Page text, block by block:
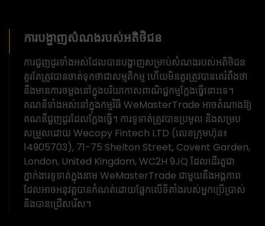
ការបង្ហាញសំណងរបស់អតិថិជន
ការជួញដូរទាំងអស់ដែលបានបង្ហាញសម្រាប់សំណងរបស់អតិថិជន
គួរតែត្រូវបានចាត់ទុកថាជាសម្មតិកម្ម ហើយមិនគួរត្រូវបានគេរំពឹងថា
នឹងមានការចម្លងនៅក្នុងបរិយាកាសពាណិជ្ជកម្មក្លែងធ្វើនោះទេ។
គណនីទាំងអស់នៅក្នុងកម្មវិធី WeMasterTrade អាចតំណាងឱ្យ
គណនីជួញដូរដែលក្លែងធ្វើ។ ការទូទាត់ត្រូវបានប្រមូល និងសម្រប
សម្រួលដោយ Wecopy Fintech LTD (លេខក្រុមហ៊ុន៖
14905703), 71-75 Shelton Street, Covent Garden,
London, United Kingdom, WC2H 9JQ ដែលដើរតួជា
ភ្នាក់ងារទូទាត់ក្នុងនាម WeMasterTrade ជាមួយនឹងអង្គភាព
ដែលអាចអនុវត្តបានកំណត់ដោយផ្អែកលើទីតាំងរបស់អ្នកប្រើប្រាស់
និងបានជ្រើសរើស។